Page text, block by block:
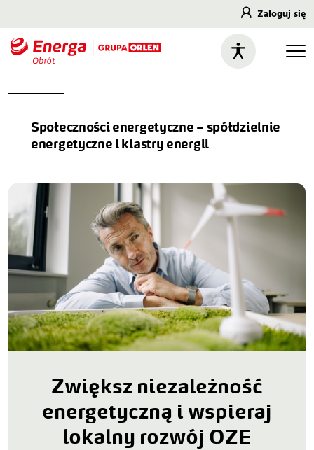
Zaloguj się
Społeczności energetyczne – spółdzielnie
energetyczne i klastry energii
Zwiększ niezależność
energetyczną i wspieraj
lokalny rozwój OZE